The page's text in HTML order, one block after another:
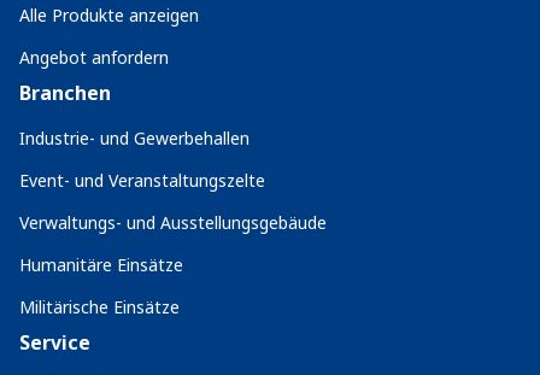
Alle Produkte anzeigen
Angebot anfordern
Branchen
Industrie- und Gewerbehallen
Event- und Veranstaltungszelte
Verwaltungs- und Ausstellungsgebäude
Humanitäre Einsätze
Militärische Einsätze
Service